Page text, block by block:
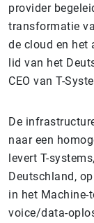
provider
transformatie
de cloud en het
lid van het
CEO van T-
De
naar een
levert T-
Deutschland,
in het Machine-
voice/data-